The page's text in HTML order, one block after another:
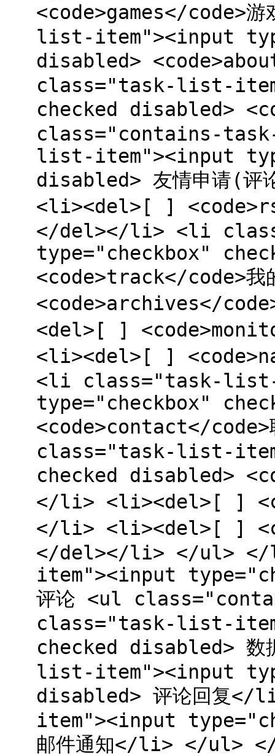
<code>games</
list-item"><input
disabled>
class="task-list-
checked disabled>
class="contains-
list-item"><input
disabled> 友情申请(
<li><del>[ ]
</del></li> <li
type="checkbox"
<code>track</code>
<code>archives</
<del>[ ]
<li><del>[ ]
<li class="task-list-
type="checkbox"
<code>contact</
class="task-list-
checked disabled>
</li> <li><del>[ ]
</li> <li><del>[ ]
</del></li> </ul>
item"><input
评论 <ul
class="task-list-
checked disabled>
list-item"><input
disabled> 评论回
item"><input
邮件通知</li> </ul>